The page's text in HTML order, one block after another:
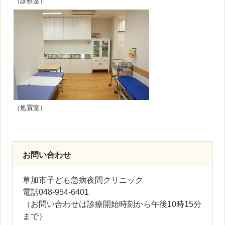
（処置室）
お問い合わせ
草加市子ども急病夜間クリニック
電話048-954-6401
（お問い合わせは診療開始時刻から午後10時15分
まで）